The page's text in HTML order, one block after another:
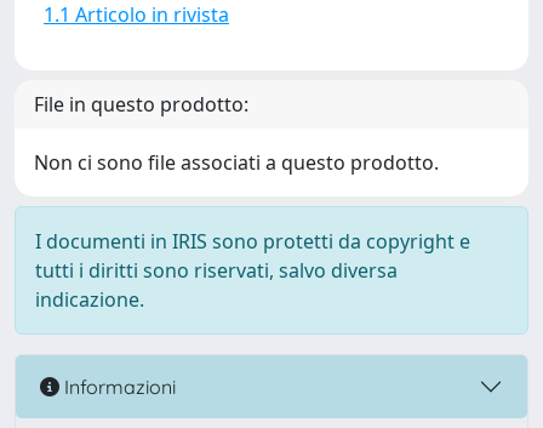
1.1 Articolo in rivista
File in questo prodotto:
Non ci sono file associati a questo prodotto.
I documenti in IRIS sono protetti da copyright e
tutti i diritti sono riservati, salvo diversa
indicazione.
Informazioni